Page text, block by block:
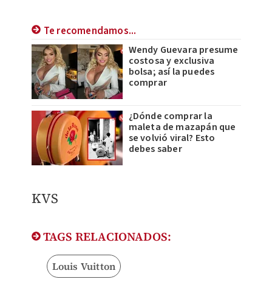
Te recomendamos...
Wendy Guevara presume
costosa y exclusiva
bolsa; así la puedes
comprar
¿Dónde comprar la
maleta de mazapán que
se volvió viral? Esto
debes saber
KVS
TAGS RELACIONADOS:
Louis Vuitton